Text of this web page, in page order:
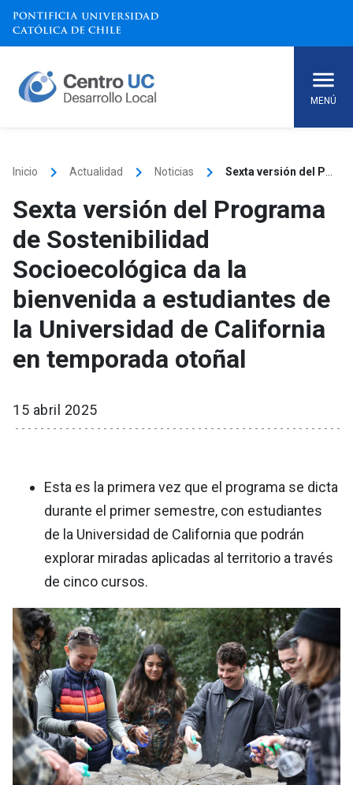
Skip
content
MENÚ
Inicio keyboard_arrow_right Actualidad keyboard_arrow_right Noticias keyboard_arrow_right
Sexta versión del Programa
de Sostenibilidad
Socioecológica da la
bienvenida a estudiantes de
la Universidad de California
en temporada otoñal
15 abril 2025
Esta es la primera vez que el programa se dicta
durante el primer semestre, con estudiantes
de la Universidad de California que podrán
explorar miradas aplicadas al territorio a través
de cinco cursos.